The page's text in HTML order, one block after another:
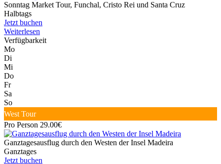
Sonntag Market Tour, Funchal, Cristo Rei und Santa Cruz
Halbtags
Jetzt buchen
Weiterlesen
Verfügbarkeit
Mo
Di
Mi
Do
Fr
Sa
So
West Tour
Pro Person 29.00€
Ganztagesausflug durch den Westen der Insel Madeira
Ganztages
Jetzt buchen